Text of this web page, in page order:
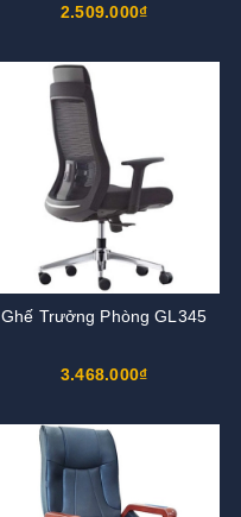
2.509.000₫
Ghế Trưởng Phòng GL345
3.468.000₫